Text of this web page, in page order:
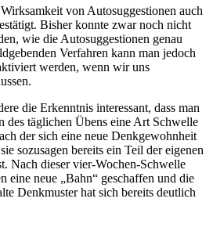
von Autosuggestionen auch
Bisher konnte zwar noch nicht
wie die Autosuggestionen genau
Verfahren kann man jedoch
werden, wenn wir uns
die Erkenntnis interessant, dass man
des täglichen Übens eine Art Schwelle
der sich eine neue Denkgewohnheit
sozusagen bereits ein Teil der eigenen
Nach dieser vier-Wochen-Schwelle
eine neue „Bahn“ geschaffen und die
Denkmuster hat sich bereits deutlich